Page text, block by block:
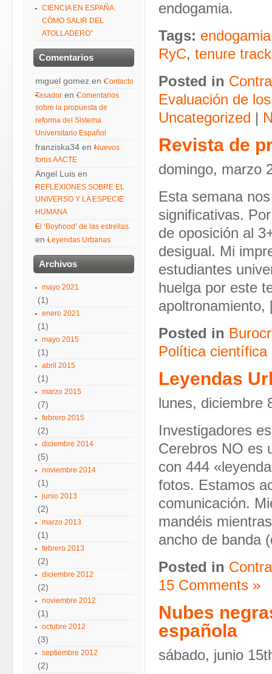
endogamia.
Tags: endogamia
RyC, tenure track
Posted in
Evaluación de
Uncategorized |
Revista de
domingo, marzo
Esta semana
significativas.
de oposición al
desigual. Mi
estudiantes
huelga por este
Posted in
Política científica
Leyendas
lunes, diciembre
Investigadores
Cerebros NO es
con 444
fotos. Estamos
comunicación.
mandéis
ancho de banda
Posted in
15 Comments »
Nubes
española
sábado, junio
CIENCIA EN ESPAÑA.
CÓMO SALIR DEL
ATOLLADERO”
Comentarios
recientes
miguel gomez en Contacto
Tasador en Comentarios
sobre la propuesta de
reforma del Sistema
Universitario Español
franziska34 en Nuevos
foros AACTE
Angel Luis en
REFLEXIONES SOBRE EL
UNIVERSO Y LA ESPECIE
HUMANA
El ‘Boyhood’ de las estrellas.
en Leyendas Urbanas
Archivos
mayo 2021
(1)
enero 2021
(1)
mayo 2015
(1)
abril 2015
(1)
marzo 2015
(7)
febrero 2015
(2)
diciembre 2014
(5)
noviembre 2014
(1)
junio 2013
(2)
marzo 2013
(1)
febrero 2013
(2)
diciembre 2012
(2)
noviembre 2012
(1)
octubre 2012
(3)
septiembre 2012
(2)